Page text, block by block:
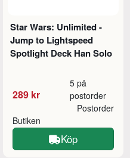
Star Wars: Unlimited -
Jump to Lightspeed
Spotlight Deck Han Solo
289 kr
5 på
postorder
Butiken
Postorder
Köp